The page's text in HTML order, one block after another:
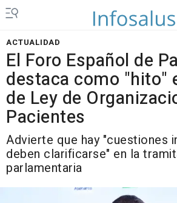
ACTUALIDAD
El Foro Español de
destaca como "hito"
de Ley de
Pacientes
Advierte que hay "cuestiones
deben clarificarse" en la
parlamentaria